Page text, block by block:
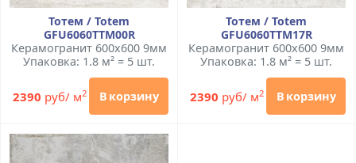
Тотем / Totem
GFU6060TTM00R
Керамогранит 600x600 9мм
Упаковка: 1.8 м² = 5 шт.
2390 руб/ м2 В корзину
Тотем / Totem
GFU6060TTM17R
Керамогранит 600x600 9мм
Упаковка: 1.8 м² = 5 шт.
2390 руб/ м2 В корзину